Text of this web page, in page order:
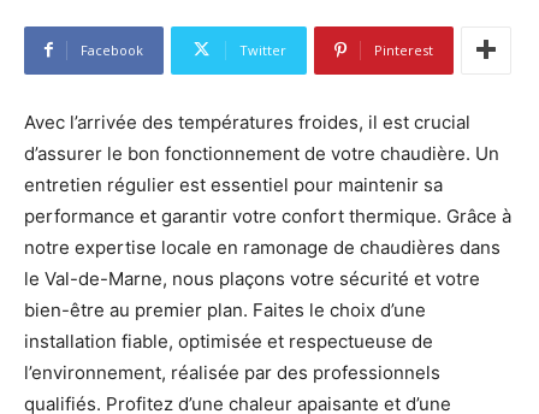
Facebook Twitter Pinterest
Avec l’arrivée des températures froides, il est crucial
d’assurer le bon fonctionnement de votre chaudière. Un
entretien régulier est essentiel pour maintenir sa
performance et garantir votre confort thermique. Grâce à
notre expertise locale en ramonage de chaudières dans
le Val-de-Marne, nous plaçons votre sécurité et votre
bien-être au premier plan. Faites le choix d’une
installation fiable, optimisée et respectueuse de
l’environnement, réalisée par des professionnels
qualifiés. Profitez d’une chaleur apaisante et d’une